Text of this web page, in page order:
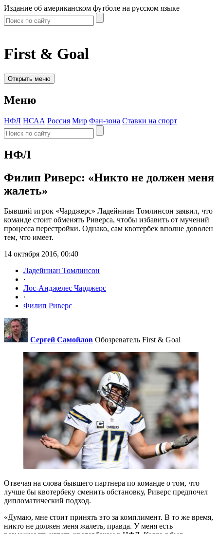
Издание об американском футболе на русском языке
First & Goal
Открыть меню
Меню
НФЛ НСАА Россия Мир Фан-зона Ставки на спорт
НФЛ
Филип Риверс: «Никто не должен меня
жалеть»
Бывший игрок «Чарджерс» Ладейниан Томлинсон заявил, что
команде стоит обменять Риверса, чтобы избавить от мучений
процесса перестройки. Однако, сам квотербек вполне доволен
тем, что имеет.
14 октября 2016, 00:40
Ладейниан Томлинсон
·
Лос-Анджелес Чарджерс
·
Филип Риверс
Сергей Самойлов Обозреватель First & Goal
Отвечая на слова бывшего партнера по команде о том, что
лучше бы квотербеку сменить обстановку, Риверс предпочел
дипломатический подход.
«Думаю, мне стоит принять это за комплимент. В то же время,
никто не должен меня жалеть, правда. У меня есть